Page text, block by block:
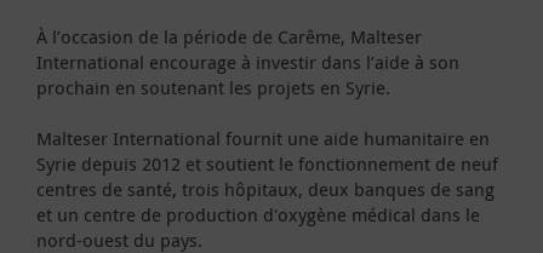
À l’occasion de la période de Carême, Malteser
International encourage à investir dans l’aide à son
prochain en soutenant les projets en Syrie.
Malteser International fournit une aide humanitaire en
Syrie depuis 2012 et soutient le fonctionnement de neuf
centres de santé, trois hôpitaux, deux banques de sang
et un centre de production d'oxygène médical dans le
nord-ouest du pays.